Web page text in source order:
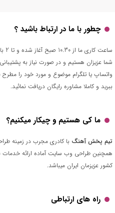
چطور با ما در ارتباط باشید ؟
شما عزیزان هستیم و در صورت نیاز به
واتساپ یا تلگرام موضوع و مورد خود را مطرح
ببرید و کاملا مشاوره رایگان دریافت نمائید.
ما کی هستیم و چیکار میکنیم؟
تیم پخش آهنگ با کادری مجرب در زمینه
همچنین طراحی وب سایت آماده ارائه خدمات
کشور عزیزمان ایران میباشد.
راه های ارتباطی